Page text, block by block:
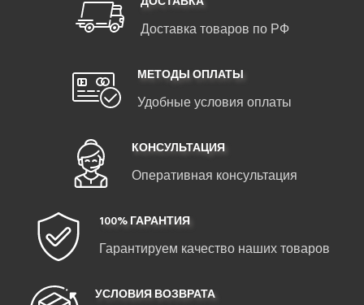
Доставка товаров по РФ
МЕТОДЫ ОПЛАТЫ
Удобные условия оплаты
КОНСУЛЬТАЦИЯ
Оперативная консультация
100% ГАРАНТИЯ
Гарантируем качество наших товаров
УСЛОВИЯ ВОЗВРАТА